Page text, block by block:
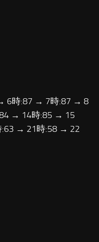
6時:87 → 7時:87 → 8
→ 14時:85 → 15
→ 21時:58 → 22